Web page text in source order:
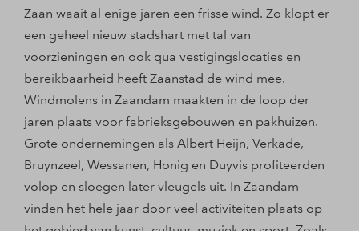
Zaan waait al enige jaren een frisse wind. Zo klopt er
een geheel nieuw stadshart met tal van
voorzieningen en ook qua vestigingslocaties en
bereikbaarheid heeft Zaanstad de wind mee.
Windmolens in Zaandam maakten in de loop der
jaren plaats voor fabrieksgebouwen en pakhuizen.
Grote ondernemingen als Albert Heijn, Verkade,
Bruynzeel, Wessanen, Honig en Duyvis profiteerden
volop en sloegen later vleugels uit. In Zaandam
vinden het hele jaar door veel activiteiten plaats op